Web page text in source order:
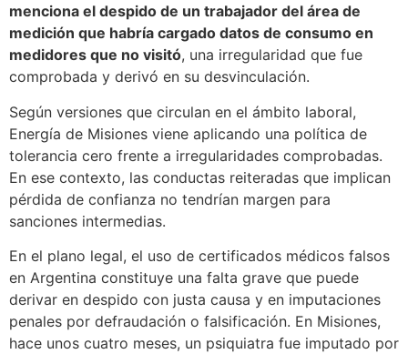
menciona el despido de un trabajador del área de
medición que habría cargado datos de consumo en
medidores que no visitó, una irregularidad que fue
comprobada y derivó en su desvinculación.
Según versiones que circulan en el ámbito laboral,
Energía de Misiones viene aplicando una política de
tolerancia cero frente a irregularidades comprobadas.
En ese contexto, las conductas reiteradas que implican
pérdida de confianza no tendrían margen para
sanciones intermedias.
En el plano legal, el uso de certificados médicos falsos
en Argentina constituye una falta grave que puede
derivar en despido con justa causa y en imputaciones
penales por defraudación o falsificación. En Misiones,
hace unos cuatro meses, un psiquiatra fue imputado por